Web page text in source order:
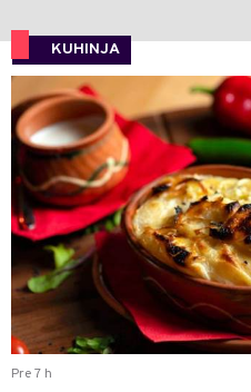
KUHINJA
Pre 7 h